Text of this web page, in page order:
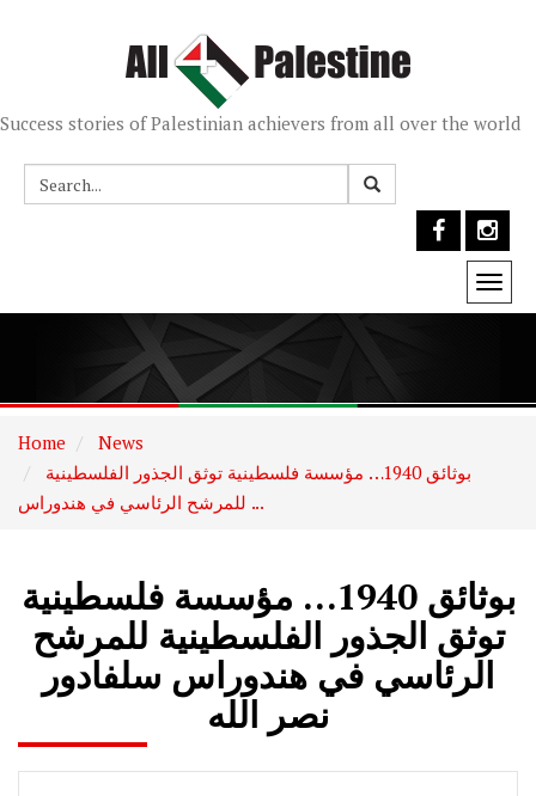
Success stories of Palestinian achievers from all over the world
Home
News
للمرشح الرئاسي في هندوراس ...
بوثائق 1940… مؤسسة فلسطينية
توثق الجذور الفلسطينية للمرشح
الرئاسي في هندوراس سلفادور
نصر الله